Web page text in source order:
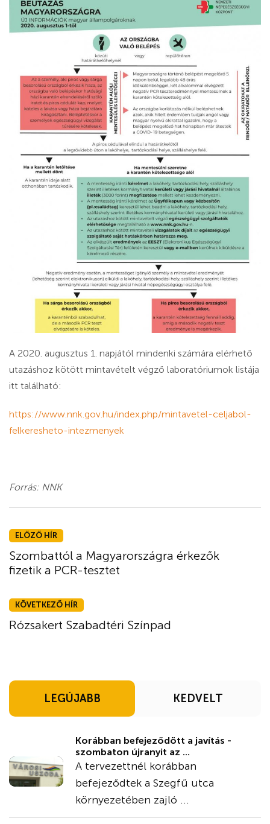
A 2020. augusztus 1. napjától mindenki számára elérhető
utazáshoz kötött mintavételt végző laboratóriumok listája
itt található:
https://www.nnk.gov.hu/index.php/mintavetel-celjabol-
felkeresheto-intezmenyek
Forrás: NNK
ELŐZŐ HÍR
Szombattól a Magyarországra érkezők
fizetik a PCR-tesztet
KÖVETKEZŐ HÍR
Rózsakert Szabadtéri Színpad
LEGÚJABB KEDVELT
Korábban befejeződött a javítás -
szombaton újranyit az ...
A tervezettnél korábban
befejeződtek a Szegfű utca
környezetében zajló ...